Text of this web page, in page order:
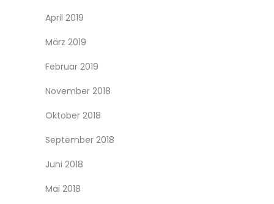
April 2019
März 2019
Februar 2019
November 2018
Oktober 2018
September 2018
Juni 2018
Mai 2018